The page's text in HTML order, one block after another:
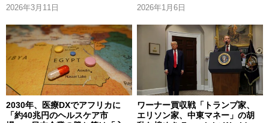
2026年3月11日
2026年1月6日
2030年、医療DXでアフリカに
「約40兆円のヘルスケア市
ワーナー買収戦「トランプ家、
エリソン家、中東マネー」の胡